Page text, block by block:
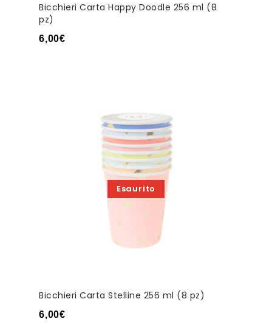
Bicchieri Carta Happy Doodle 256 ml (8
pz)
6,00€
Esaurito
Bicchieri Carta Stelline 256 ml (8 pz)
6,00€